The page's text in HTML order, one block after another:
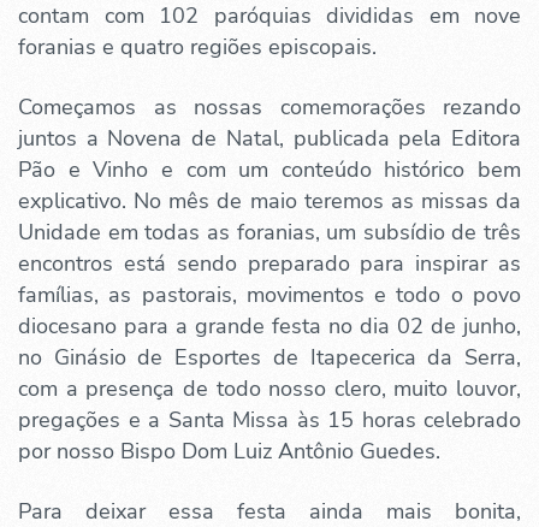
contam com 102 paróquias divididas em nove
foranias e quatro regiões episcopais.
Começamos as nossas comemorações rezando
juntos a Novena de Natal, publicada pela Editora
Pão e Vinho e com um conteúdo histórico bem
explicativo. No mês de maio teremos as missas da
Unidade em todas as foranias, um subsídio de três
encontros está sendo preparado para inspirar as
famílias, as pastorais, movimentos e todo o povo
diocesano para a grande festa no dia 02 de junho,
no Ginásio de Esportes de Itapecerica da Serra,
com a presença de todo nosso clero, muito louvor,
pregações e a Santa Missa às 15 horas celebrado
por nosso Bispo Dom Luiz Antônio Guedes.
Para deixar essa festa ainda mais bonita,